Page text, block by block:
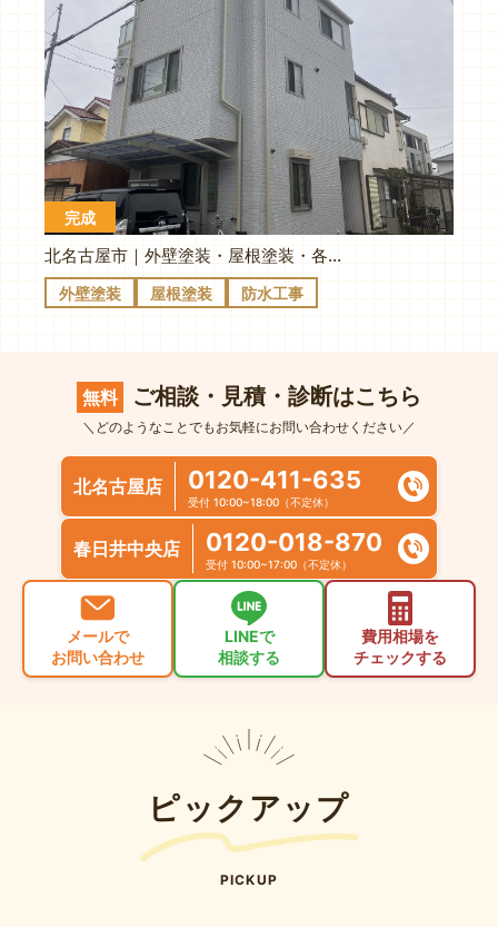
完成
北名古屋市｜外壁塗装・屋根塗装・各所防水｜T様邸
外壁塗装 屋根塗装 防水工事
無料 ご相談・見積・診断はこちら
＼どのようなことでもお気軽にお問い合わせください／
北名古屋店 0120-411-635
受付 10:00~18:00（不定休）
春日井中央店 0120-018-870
受付 10:00~17:00（不定休）
メールで
お問い合わせ
LINEで
相談する
費用相場を
チェックする
ピックアップ
PICKUP